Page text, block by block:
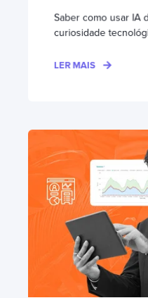
Saber como usar IA
curiosidade
LER MAIS